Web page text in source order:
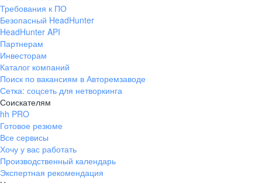
Требования к ПО
Безопасный HeadHunter
HeadHunter API
Партнерам
Инвесторам
Каталог компаний
Поиск по вакансиям в Авторемзаводе
Сетка: соцсеть для нетворкинга
Соискателям
hh PRO
Готовое резюме
Все сервисы
Хочу у вас работать
Производственный календарь
Экспертная рекомендация